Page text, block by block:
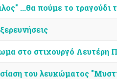
...θα πούμε το τραγούδι
στο στιχουργό Λευτέρη
του λευκώματος